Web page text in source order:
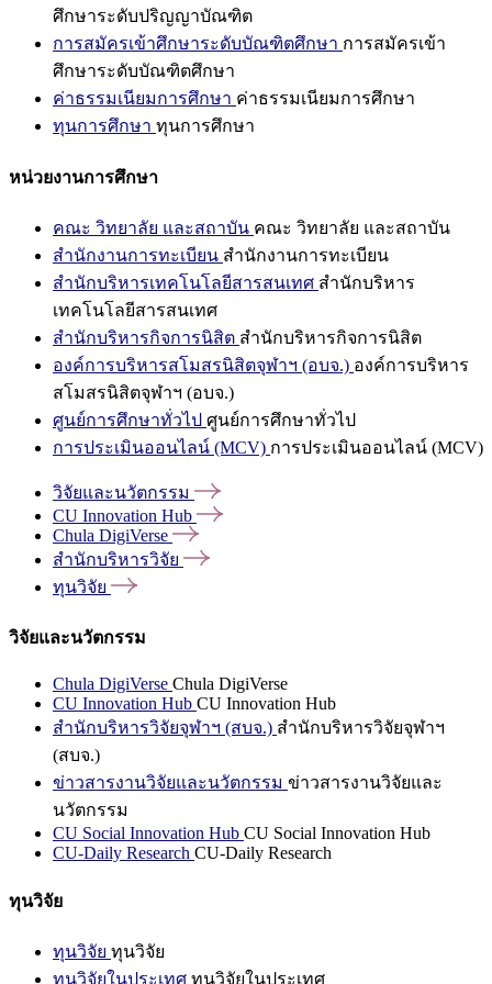
ศึกษาระดับปริญญาบัณฑิต
การสมัครเข้าศึกษาระดับบัณฑิตศึกษา การสมัครเข้า
ศึกษาระดับบัณฑิตศึกษา
ค่าธรรมเนียมการศึกษา ค่าธรรมเนียมการศึกษา
ทุนการศึกษา ทุนการศึกษา
หน่วยงานการศึกษา
คณะ วิทยาลัย และสถาบัน คณะ วิทยาลัย และสถาบัน
สำนักงานการทะเบียน สำนักงานการทะเบียน
สำนักบริหารเทคโนโลยีสารสนเทศ สำนักบริหาร
เทคโนโลยีสารสนเทศ
สำนักบริหารกิจการนิสิต สำนักบริหารกิจการนิสิต
องค์การบริหารสโมสรนิสิตจุฬาฯ (อบจ.) องค์การบริหาร
สโมสรนิสิตจุฬาฯ (อบจ.)
ศูนย์การศึกษาทั่วไป ศูนย์การศึกษาทั่วไป
การประเมินออนไลน์ (MCV) การประเมินออนไลน์ (MCV)
วิจัยและนวัตกรรม
CU Innovation Hub
Chula DigiVerse
สำนักบริหารวิจัย
ทุนวิจัย
วิจัยและนวัตกรรม
Chula DigiVerse Chula DigiVerse
CU Innovation Hub CU Innovation Hub
สำนักบริหารวิจัยจุฬาฯ (สบจ.) สำนักบริหารวิจัยจุฬาฯ
(สบจ.)
ข่าวสารงานวิจัยและนวัตกรรม ข่าวสารงานวิจัยและ
นวัตกรรม
CU Social Innovation Hub CU Social Innovation Hub
CU-Daily Research CU-Daily Research
ทุนวิจัย
ทุนวิจัย ทุนวิจัย
ทุนวิจัยในประเทศ ทุนวิจัยในประเทศ